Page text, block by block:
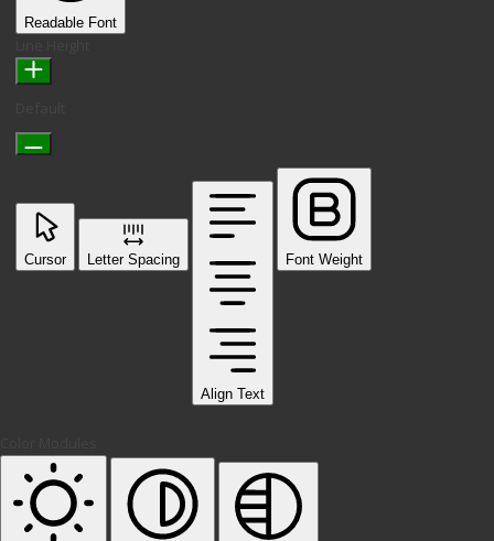
Readable Font
Cursor Letter Spacing
Align Text
Font Weight